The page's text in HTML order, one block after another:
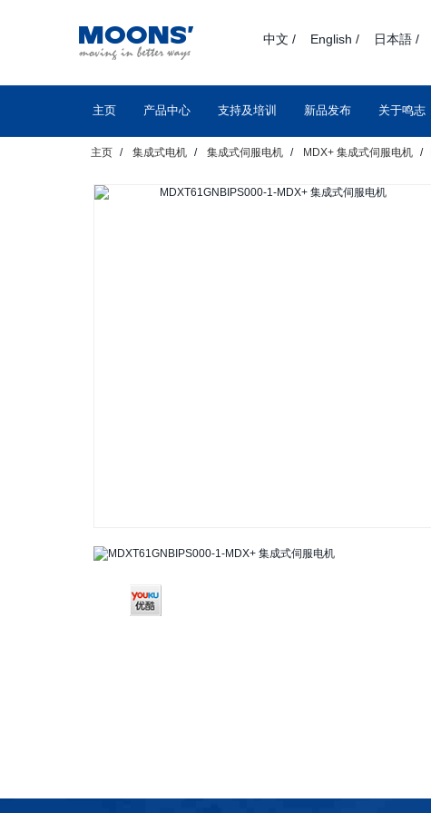
中文 / English / 日本語 /
主页 产品中心 支持及培训 新品发布 关于鸣志
主页 集成式电机 集成式伺服电机 MDX+ 集成式伺服电机